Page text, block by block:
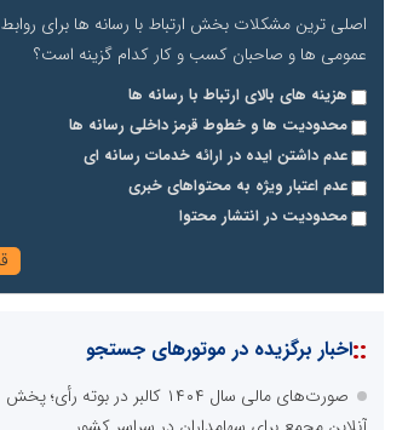
اصلی ترین مشکلات بخش ارتباط با رسانه ها برای روابط
عمومی ها و صاحبان کسب و کار کدام گزینه است؟
هزینه های بالای ارتباط با رسانه ها
محدودیت ها و خطوط قرمز داخلی رسانه ها
عدم داشتن ایده در ارائه خدمات رسانه ای
عدم اعتبار ویژه به محتواهای خبری
محدودیت در انتشار محتوا
::اخبار برگزیده در موتورهای جستجو
صورت‌های مالی سال ۱۴۰۴ کالبر در بوته رأی؛ پخش